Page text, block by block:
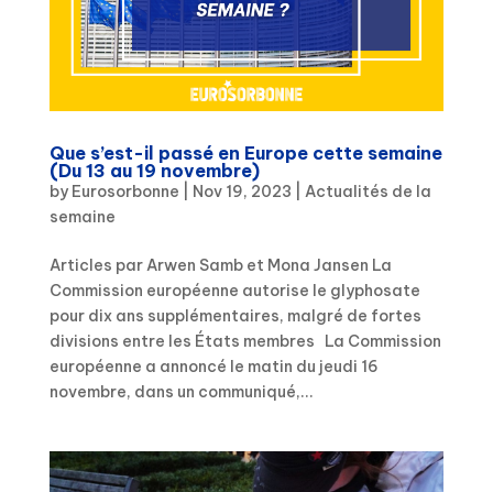
Que s’est-il passé en Europe cette semaine
(Du 13 au 19 novembre)
by Eurosorbonne Nov 19, 2023
Actualités de la
semaine
Articles par Arwen Samb et Mona Jansen La
Commission européenne autorise le glyphosate
pour dix ans supplémentaires, malgré de fortes
divisions entre les États membres La Commission
européenne a annoncé le matin du jeudi 16
novembre, dans un communiqué,...